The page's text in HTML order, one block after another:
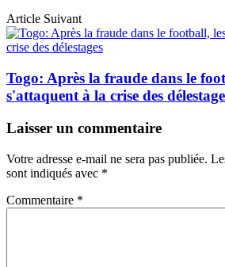
Article Suivant
Togo: Après la fraude dans le
s'attaquent à la crise des
Laisser un commentaire
Votre adresse e-mail ne sera pas publiée.
sont indiqués avec *
Commentaire *